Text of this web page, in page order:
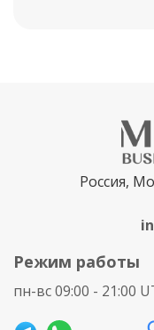
Россия,
Режим работы
пн-вс 09:00 - 21:00